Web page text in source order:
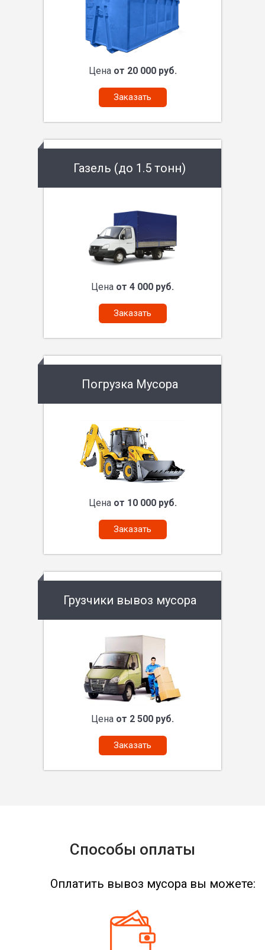
Цена от 20 000 руб.
Заказать
Газель (до 1.5 тонн)
Цена от 4 000 руб.
Заказать
Погрузка Мусора
Цена от 10 000 руб.
Заказать
Грузчики вывоз мусора
Цена от 2 500 руб.
Заказать
Способы оплаты
Оплатить вывоз мусора вы можете: